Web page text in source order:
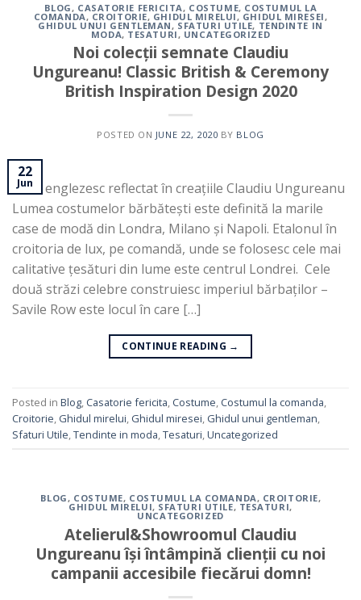
BLOG , CASATORIE FERICITA, COSTUME, COSTUMUL LA
COMANDA, CROITORIE, GHIDUL MIRELUI , GHIDUL MIRESEI ,
GHIDUL UNUI GENTLEMAN , SFATURI UTILE, TENDINTE IN
MODA, TESATURI , UNCATEGORIZED
Noi colecții semnate Claudiu
Ungureanu! Classic British & Ceremony
British Inspiration Design 2020
POSTED ON JUNE 22, 2020 BY BLOG
22
Jun
Stilul englezesc reflectat în creațiile Claudiu Ungureanu
Lumea costumelor bărbătești este definită la marile
case de modă din Londra, Milano și Napoli. Etalonul în
croitoria de lux, pe comandă, unde se folosesc cele mai
calitative țesături din lume este centrul Londrei. Cele
două străzi celebre construiesc imperiul bărbaților –
Savile Row este locul în care […]
CONTINUE READING →
Posted in Blog, Casatorie fericita, Costume, Costumul la comanda,
Croitorie, Ghidul mirelui, Ghidul miresei, Ghidul unui gentleman,
Sfaturi Utile,Tendinte in moda,Tesaturi,Uncategorized
BLOG, COSTUME, COSTUMUL LA COMANDA, CROITORIE,
GHIDUL MIRELUI, SFATURI UTILE, TESATURI,
UNCATEGORIZED
Atelierul&Showroomul Claudiu
Ungureanu își întâmpină clienții cu noi
campanii accesibile fiecărui domn!